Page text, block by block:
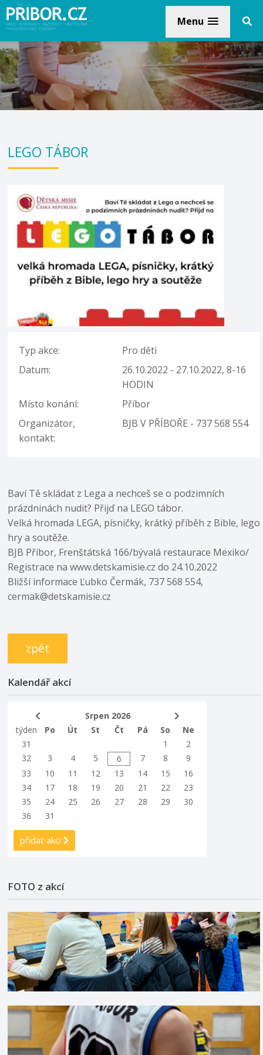
Menu
LEGO TÁBOR
Typ akce:
Pro děti
Datum:
26.10.2022 - 27.10.2022, 8-16
HODIN
Místo konání:
Příbor
Organizátor,
kontakt:
BJB V PŘÍBOŘE - 737 568 554
Baví Tě skládat z Lega a nechceš se o podzimních
prázdninách nudit? Přijď na LEGO tábor.
Velká hromada LEGA, písničky, krátký příběh z Bible, lego
hry a soutěže.
BJB Příbor, Frenštátská 166/bývalá restaurace Mexiko/
Registrace na www.detskamisie.cz do 24.10.2022
Bližší informace Ľubko Čermák, 737 568 554,
cermak@detskamisie.cz
zpět
Kalendář akcí
Srpen 2026
týden
Po Út St Čt Pá So
Ne
31
1
2
32
3 4 5 6 7 8
9
33
10 11 12 13 14 15
16
34
17 18 19 20 21 22
23
35
24 25 26 27 28 29
30
36
31
přidat akci
FOTO z akcí